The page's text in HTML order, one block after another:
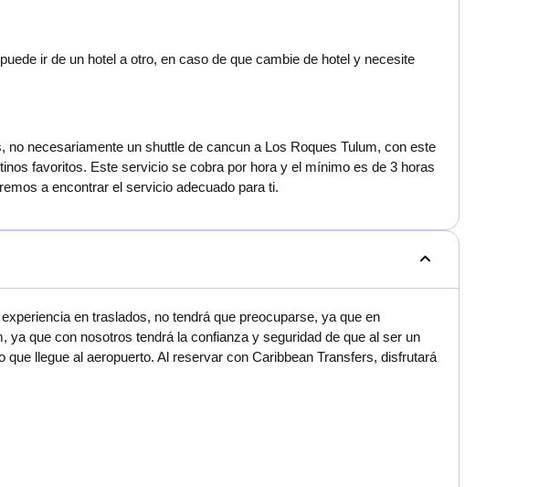
ir de un hotel a otro, en caso de que cambie de hotel y necesite
necesariamente un shuttle de cancun a Los Roques Tulum, con este
favoritos. Este servicio se cobra por hora y el mínimo es de 3 horas
a encontrar el servicio adecuado para ti.
en traslados, no tendrá que preocuparse, ya que en
que con nosotros tendrá la confianza y seguridad de que al ser un
llegue al aeropuerto. Al reservar con Caribbean Transfers, disfrutará